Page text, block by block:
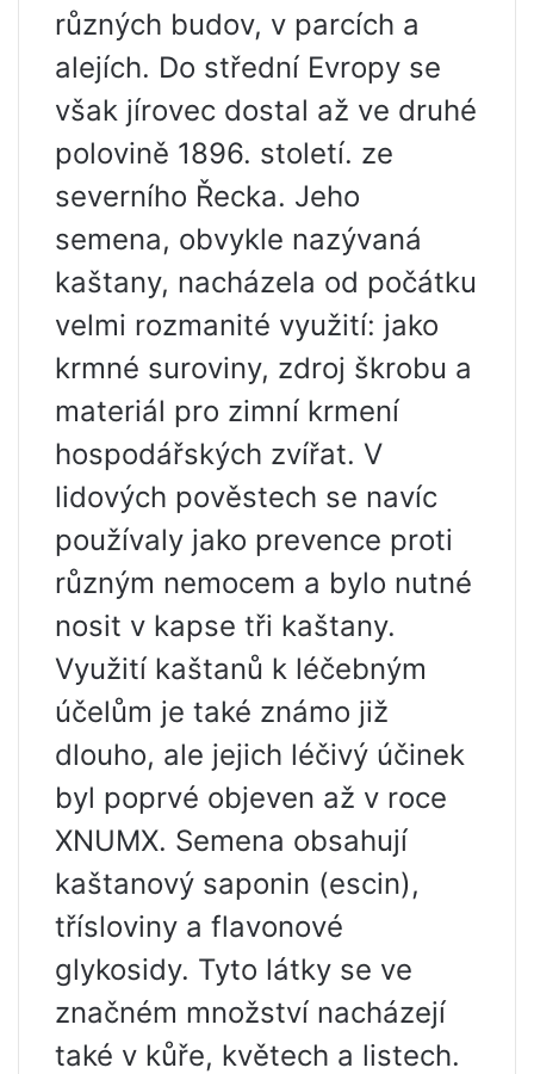
různých budov, v parcích a
alejích. Do střední Evropy se
však jírovec dostal až ve druhé
polovině 1896. století. ze
severního Řecka. Jeho
semena, obvykle nazývaná
kaštany, nacházela od počátku
velmi rozmanité využití: jako
krmné suroviny, zdroj škrobu a
materiál pro zimní krmení
hospodářských zvířat. V
lidových pověstech se navíc
používaly jako prevence proti
různým nemocem a bylo nutné
nosit v kapse tři kaštany.
Využití kaštanů k léčebným
účelům je také známo již
dlouho, ale jejich léčivý účinek
byl poprvé objeven až v roce
XNUMX. Semena obsahují
kaštanový saponin (escin),
třísloviny a flavonové
glykosidy. Tyto látky se ve
značném množství nacházejí
také v kůře, květech a listech.